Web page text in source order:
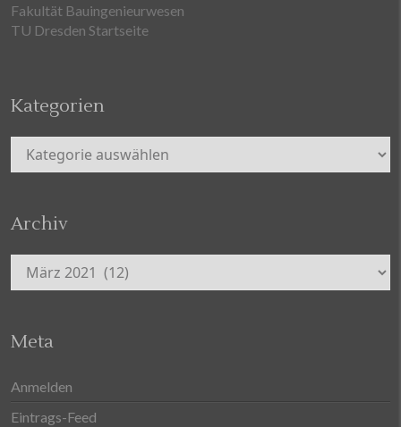
Fakultät Bauingenieurwesen
TU Dresden Startseite
Kategorien
Kategorien
Archiv
Archiv
Meta
Anmelden
Eintrags-Feed